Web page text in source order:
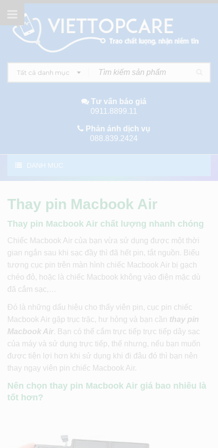
Tất cả danh mục
Tư vấn báo giá
0911.8899.11
Phản ánh dịch vụ
088.839.2424
DANH MỤC
Thay pin Macbook Air
Thay pin Macbook Air chất lượng nhanh chóng
Chiếc Macbook Air của bạn vừa sử dụng được một thời
gian ngắn sau khi sạc đầy thì đã hết pin, tắt nguồn. Biểu
tượng cục pin trên màn hình chiếc Macbook Air bị gạch
chéo đỏ, hoặc là chiếc Macbook không vào điện mặc dù
đã cắm sạc,…
Đó là những dấu hiệu cho thấy viên pin, cục pin chiếc
Macbook Air gặp trục trặc, hư hỏng và bạn cần thay pin
Macbook Air. Bạn có thể cắm trực tiếp trực tiếp dây sạc
của máy và sử dụng trực tiếp, thế nhưng, nếu bạn muốn
được tiện lợi hơn khi sử dụng khi đi đâu đó thì bạn nên
thay ngay viên pin chiếc Macbook Air.
Nên chọn thay pin Macbook Air giá bao nhiêu là
tốt hơn?